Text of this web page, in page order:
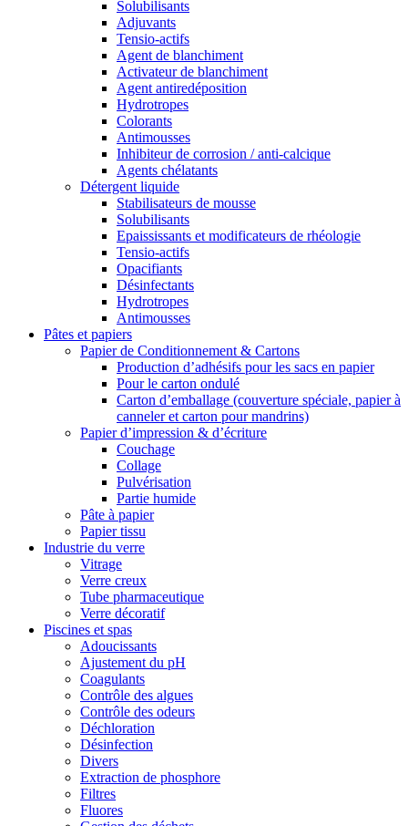
Solubilisants
Adjuvants
Tensio-actifs
Agent de blanchiment
Activateur de blanchiment
Agent antiredéposition
Hydrotropes
Colorants
Antimousses
Inhibiteur de corrosion / anti-calcique
Agents chélatants
Détergent liquide
Stabilisateurs de mousse
Solubilisants
Epaississants et modificateurs de rhéologie
Tensio-actifs
Opacifiants
Désinfectants
Hydrotropes
Antimousses
Pâtes et papiers
Papier de Conditionnement & Cartons
Production d’adhésifs pour les sacs en papier
Pour le carton ondulé
Carton d’emballage (couverture spéciale, papier à
canneler et carton pour mandrins)
Papier d’impression & d’écriture
Couchage
Collage
Pulvérisation
Partie humide
Pâte à papier
Papier tissu
Industrie du verre
Vitrage
Verre creux
Tube pharmaceutique
Verre décoratif
Piscines et spas
Adoucissants
Ajustement du pH
Coagulants
Contrôle des algues
Contrôle des odeurs
Déchloration
Désinfection
Divers
Extraction de phosphore
Filtres
Fluores